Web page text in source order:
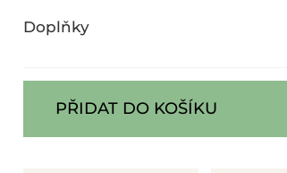
Doplňky
PŘIDAT DO KOŠÍKU